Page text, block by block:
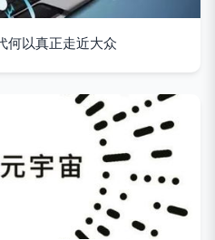
何以真正走近大众